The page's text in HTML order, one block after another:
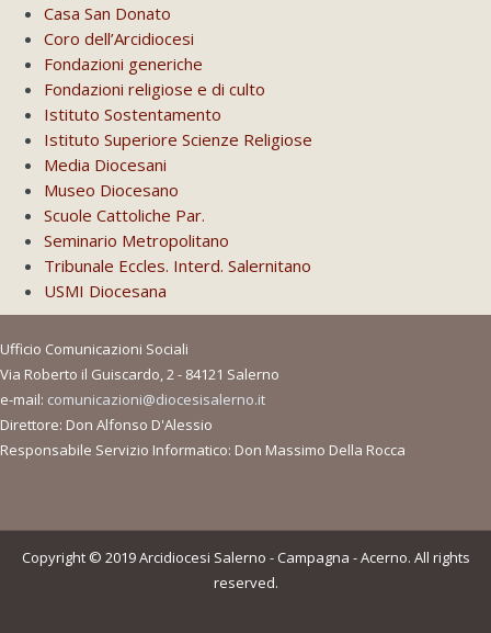
Casa San Donato
Coro dell’Arcidiocesi
Fondazioni generiche
Fondazioni religiose e di culto
Istituto Sostentamento
Istituto Superiore Scienze Religiose
Media Diocesani
Museo Diocesano
Scuole Cattoliche Par.
Seminario Metropolitano
Tribunale Eccles. Interd. Salernitano
USMI Diocesana
Ufficio Comunicazioni Sociali
Via Roberto il Guiscardo, 2 - 84121 Salerno
e-mail: comunicazioni@diocesisalerno.it
Direttore: Don Alfonso D'Alessio
Responsabile Servizio Informatico: Don Massimo Della Rocca
Copyright © 2019 Arcidiocesi Salerno - Campagna - Acerno. All rights
reserved.